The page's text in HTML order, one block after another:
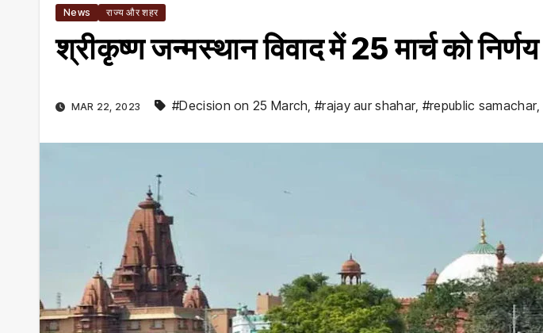
News राज्य और शहर
श्रीकृष्ण जन्मस्थान विवाद में 25 मार्च को निर्णय
MAR 22, 2023 #Decision on 25 March,#rajay aur shahar, #republic samachar,